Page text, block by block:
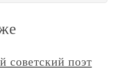
советский поэт